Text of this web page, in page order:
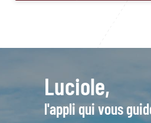
Luciole,
l'appli qui vous